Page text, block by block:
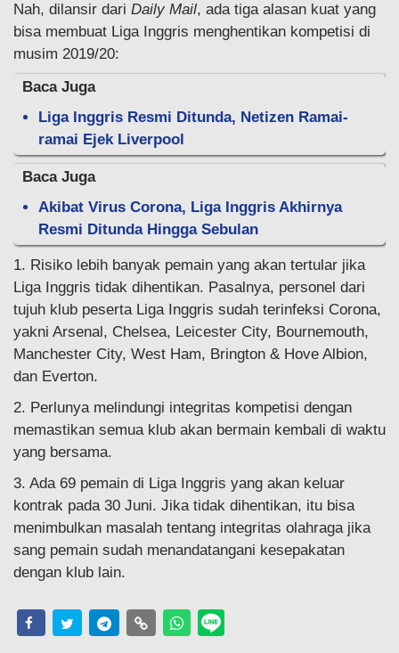
Nah, dilansir dari Daily Mail, ada tiga alasan kuat yang
bisa membuat Liga Inggris menghentikan kompetisi di
musim 2019/20:
Baca Juga
Liga Inggris Resmi Ditunda, Netizen Ramai-
ramai Ejek Liverpool
Baca Juga
Akibat Virus Corona, Liga Inggris Akhirnya
Resmi Ditunda Hingga Sebulan
1. Risiko lebih banyak pemain yang akan tertular jika
Liga Inggris tidak dihentikan. Pasalnya, personel dari
tujuh klub peserta Liga Inggris sudah terinfeksi Corona,
yakni Arsenal, Chelsea, Leicester City, Bournemouth,
Manchester City, West Ham, Brington & Hove Albion,
dan Everton.
2. Perlunya melindungi integritas kompetisi dengan
memastikan semua klub akan bermain kembali di waktu
yang bersama.
3. Ada 69 pemain di Liga Inggris yang akan keluar
kontrak pada 30 Juni. Jika tidak dihentikan, itu bisa
menimbulkan masalah tentang integritas olahraga jika
sang pemain sudah menandatangani kesepakatan
dengan klub lain.